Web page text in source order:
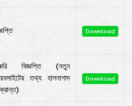
Download
বিজ্ঞপ্তি (নতুন
তথ্য হালনাগাদ
Download